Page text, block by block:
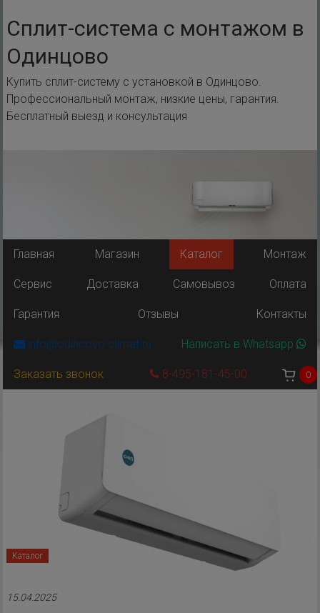
содержимому
Сплит-система с монтажом в
Одинцово
Купить сплит-систему с установкой в Одинцово.
Профессиональный монтаж, низкие цены, гарантия.
Бесплатный выезд и консультация
Главная Магазин Каталог Монтаж
Сервис Доставка Самовывоз Оплата
Гарантия Отзывы Контакты
info@odincovo-climat.ru Написать в Whatsapp
Заказать звонок 8-495-181-45-00 0
Каталог
15.04.2025